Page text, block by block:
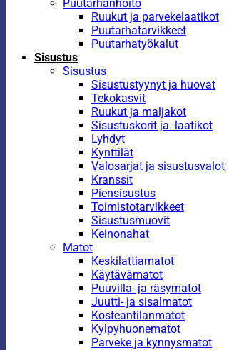
Puutarhanhoito
Ruukut ja parvekelaatikot
Puutarhatarvikkeet
Puutarhatyökalut
Sisustus
Sisustus
Sisustustyynyt ja huovat
Tekokasvit
Ruukut ja maljakot
Sisustuskorit ja -laatikot
Lyhdyt
Kynttilät
Valosarjat ja sisustusvalot
Kranssit
Piensisustus
Toimistotarvikkeet
Sisustusmuovit
Keinonahat
Matot
Keskilattiamatot
Käytävämatot
Puuvilla- ja räsymatot
Juutti- ja sisalmatot
Kosteantilanmatot
Kylpyhuonematot
Parveke ja kynnysmatot